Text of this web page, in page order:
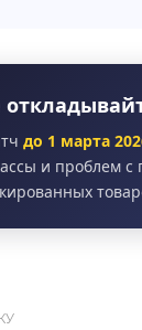
до 1 марта
и проблем с